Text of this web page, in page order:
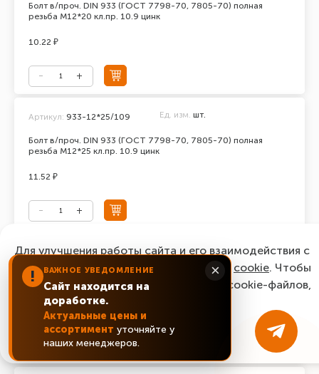
Болт в/проч. DIN 933 (ГОСТ 7798-70, 7805-70) полная
резьба М12*20 кл.пр. 10.9 цинк
10.22 ₽
Болт в/проч. DIN 933 (ГОСТ 7798-70, 7805-70) полная
резьба М12*25 кл.пр. 10.9 цинк
Артикул: 933-12*25/109 Ед. изм. шт.
11.52 ₽
Болт в/проч. DIN 933 (ГОСТ 7798-70, 7805-70) полная
резьба М12*30 кл.пр. 10.9 цинк
Артикул: 933-12*30/109 Ед. изм. шт.
11.12 ₽
! ВАЖНОЕ УВЕДОМЛЕНИЕ
Сайт находится на
доработке.
Актуальные цены и
ассортимент уточняйте у
наших менеджеров.
×
Для улучшения работы сайта и его взаимодействия с
пользователями мы используем файлы cookie. Чтобы
согласиться с нашим использованием cookie-файлов,
нажмите “Ок, понятно!”
ОК, понятно!